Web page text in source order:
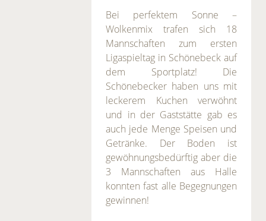
Bei perfektem Sonne –
Wolkenmix trafen sich 18
Mannschaften zum ersten
Ligaspieltag in Schönebeck auf
dem Sportplatz! Die
Schönebecker haben uns mit
leckerem Kuchen verwöhnt
und in der Gaststätte gab es
auch jede Menge Speisen und
Getränke. Der Boden ist
gewöhnungsbedürftig aber die
3 Mannschaften aus Halle
konnten fast alle Begegnungen
gewinnen!